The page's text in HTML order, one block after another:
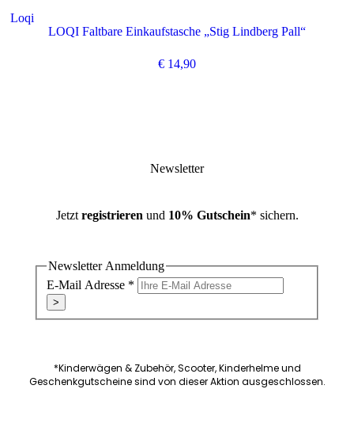
Loqi
LOQI Faltbare Einkaufstasche „Stig Lindberg Pall“
€ 14,90
Newsletter
Jetzt registrieren und 10% Gutschein* sichern.
Newsletter Anmeldung
E-Mail Adresse *
>
*Kinderwägen & Zubehör, Scooter, Kinderhelme und
Geschenkgutscheine sind von dieser Aktion ausgeschlossen.